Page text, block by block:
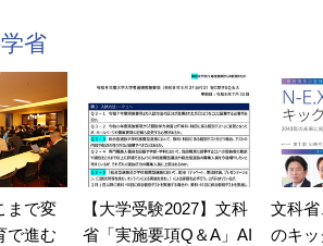
省
まで変
で進む
【大学受験2027】文科
省「実施要項Q＆A」AI
文科
のキッ